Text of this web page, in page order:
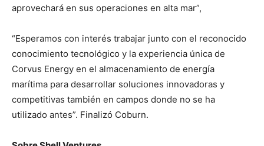
aprovechará en sus operaciones en alta mar”,
“Esperamos con interés trabajar junto con el reconocido
conocimiento tecnológico y la experiencia única de
Corvus Energy en el almacenamiento de energía
marítima para desarrollar soluciones innovadoras y
competitivas también en campos donde no se ha
utilizado antes”. Finalizó Coburn.